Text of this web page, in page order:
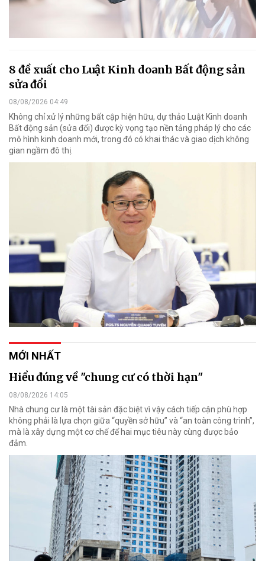
8 đề xuất cho Luật Kinh doanh Bất động sản
sửa đổi
08/08/2026 04:49
Không chỉ xử lý những bất cập hiện hữu, dự thảo Luật Kinh doanh
Bất động sản (sửa đổi) được kỳ vọng tạo nền tảng pháp lý cho các
mô hình kinh doanh mới, trong đó có khai thác và giao dịch không
gian ngầm đô thị.
MỚI NHẤT
Hiểu đúng về "chung cư có thời hạn"
08/08/2026 14:05
Nhà chung cư là một tài sản đặc biệt vì vậy cách tiếp cận phù hợp
không phải là lựa chọn giữa “quyền sở hữu” và “an toàn công trình”,
mà là xây dựng một cơ chế để hai mục tiêu này cùng được bảo
đảm.